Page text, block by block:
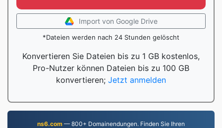
Import von Google Drive
*Dateien werden nach 24 Stunden gelöscht
Konvertieren Sie Dateien bis zu 1 GB kostenlos,
Pro-Nutzer können Dateien bis zu 100 GB
konvertieren; Jetzt anmelden
ns6.com — 800+ Domainendungen. Finden Sie Ihren